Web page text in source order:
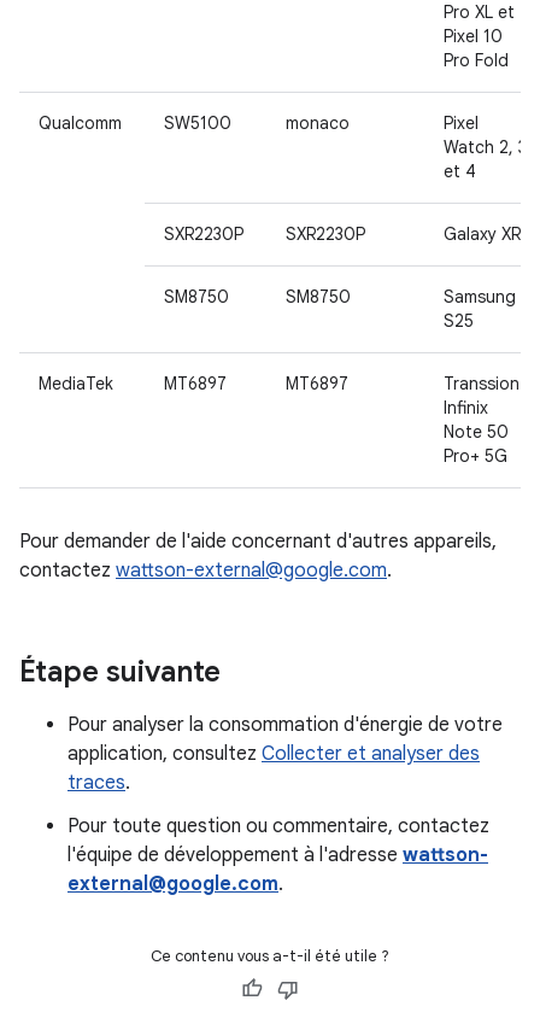
Pro XL et
Pixel 10
Pro Fold
Qualcomm SW5100 monaco
Pixel
Watch 2, 3
et 4
SXR2230P SXR2230P Galaxy XR
SM8750 SM8750
Samsung
S25
MediaTek MT6897 MT6897
Transsion
Infinix
Note 50
Pro+ 5G
Pour demander de l'aide concernant d'autres appareils,
contactez wattson-external@google.com.
Étape suivante
Pour analyser la consommation d'énergie de votre
application, consultez Collecter et analyser des
traces.
Pour toute question ou commentaire, contactez
l'équipe de développement à l'adresse wattson-
external@google.com.
Ce contenu vous a-t-il été utile ?